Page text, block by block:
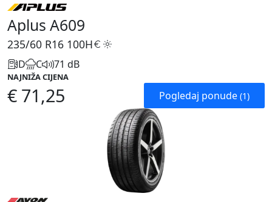
Aplus A609
235/60 R16 100H
D C 71 dB
NAJNIŽA CIJENA
€ 71,25 Pogledaj ponude (1)